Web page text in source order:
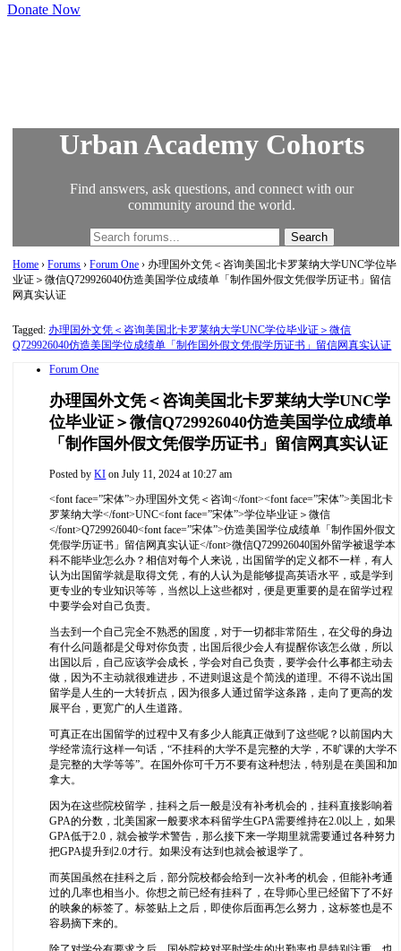
Donate Now
Urban Academy Cohorts
Find answers, ask questions, and connect with our
community around the world.
Home › Forums › Forum One › 办理国外文凭＜咨询美国北卡罗莱纳大学UNC学位毕
业证＞微信Q729926040仿造美国学位成绩单「制作国外假文凭假学历证书」留信
网真实认证
Tagged: 办理国外文凭＜咨询美国北卡罗莱纳大学UNC学位毕业证＞微信
Q729926040仿造美国学位成绩单「制作国外假文凭假学历证书」留信网真实认证
Forum One
办理国外文凭＜咨询美国北卡罗莱纳大学UNC学
位毕业证＞微信Q729926040仿造美国学位成绩单
「制作国外假文凭假学历证书」留信网真实认证
Posted byKI on July 11, 2024 at 10:27 am
<font face=”宋体”>办理国外文凭＜咨询</font><font face=”宋体”>美国北卡
罗莱纳大学</font>UNC<font face=”宋体”>学位毕业证＞微信
</font>Q729926040<font face=”宋体”>仿造美国学位成绩单「制作国外假文
凭假学历证书」留信网真实认证</font>微信Q729926040国外留学被退学本
科不能毕业怎么办？相信对每个人来说，出国留学的定义都不一样，有人
认为出国留学就是取得文凭，有的人认为是能够提高英语水平，或是学到
更专业的专业知识等等，当然以上这些都对，便是更重要的是在留学过程
中要学会对自己负责。
当去到一个自己完全不熟悉的国度，对于一切都非常陌生，在父母的身边
有什么问题都是父母对你负责，出国后很少会人有提醒你该怎么做，所以
出国以后，自己应该学会成长，学会对自己负责，要学会什么事都主动去
做，因为不主动就很难进步，不进则退这是个简浅的道理。不得不说出国
留学是人生的一大转折点，因为很多人通过留学这条路，走向了更高的发
展平台，更宽广的人生道路。
可真正在出国留学的过程中又有多少人能真正做到了这些呢？以前国内大
学经常流行这样一句话，“不挂科的大学不是完整的大学，不旷课的大学不
是完整的大学等等”。在国外你可千万不要有这种想法，特别是在美国和加
拿大。
因为在这些院校留学，挂科之后一般是没有补考机会的，挂科直接影响着
GPA的分数，北美国家一般要求本科留学生GPA需要维持在2.0以上，如果
GPA低于2.0，就会被学术警告，那么接下来一学期里就需要通过各种努力
把GPA提升到2.0才行。如果没有达到也就会被退学了。
而英国虽然在挂科之后，部分院校都会给到一次补考的机会，但能补考通
过的几率也相当小。你想之前已经有挂科了，在导师心里已经留下了不好
的映象的标签了。标签贴上之后，即使你后面再怎么努力，这标签也是不
容易摘下来的。